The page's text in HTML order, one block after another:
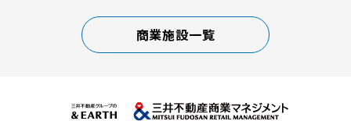
商業施設一覧